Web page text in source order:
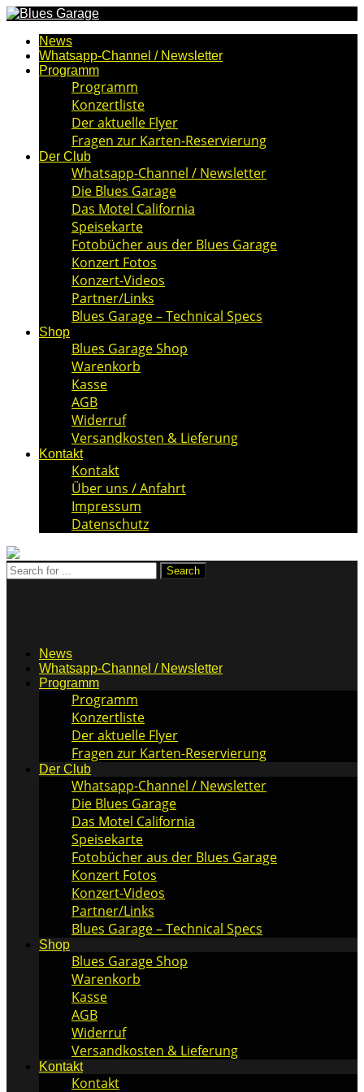
News
Whatsapp-Channel / Newsletter
Programm
Programm
Konzertliste
Der aktuelle Flyer
Fragen zur Karten-Reservierung
Der Club
Whatsapp-Channel / Newsletter
Die Blues Garage
Das Motel California
Speisekarte
Fotobücher aus der Blues Garage
Konzert Fotos
Konzert-Videos
Partner/Links
Blues Garage – Technical Specs
Shop
Blues Garage Shop
Warenkorb
Kasse
AGB
Widerruf
Versandkosten & Lieferung
Kontakt
Kontakt
Über uns / Anfahrt
Impressum
Datenschutz
News
Whatsapp-Channel / Newsletter
Programm
Programm
Konzertliste
Der aktuelle Flyer
Fragen zur Karten-Reservierung
Der Club
Whatsapp-Channel / Newsletter
Die Blues Garage
Das Motel California
Speisekarte
Fotobücher aus der Blues Garage
Konzert Fotos
Konzert-Videos
Partner/Links
Blues Garage – Technical Specs
Shop
Blues Garage Shop
Warenkorb
Kasse
AGB
Widerruf
Versandkosten & Lieferung
Kontakt
Kontakt